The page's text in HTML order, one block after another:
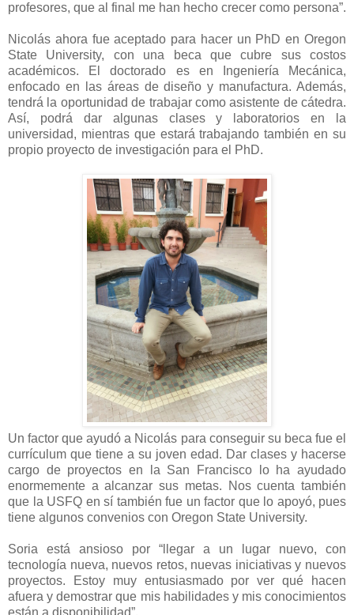
profesores, que al final me han hecho crecer como persona”.
Nicolás ahora fue aceptado para hacer un PhD en Oregon
State University, con una beca que cubre sus costos
académicos. El doctorado es en Ingeniería Mecánica,
enfocado en las áreas de diseño y manufactura. Además,
tendrá la oportunidad de trabajar como asistente de cátedra.
Así, podrá dar algunas clases y laboratorios en la
universidad, mientras que estará trabajando también en su
propio proyecto de investigación para el PhD.
Un factor que ayudó a Nicolás para conseguir su beca fue el
currículum que tiene a su joven edad. Dar clases y hacerse
cargo de proyectos en la San Francisco lo ha ayudado
enormemente a alcanzar sus metas. Nos cuenta también
que la USFQ en sí también fue un factor que lo apoyó, pues
tiene algunos convenios con Oregon State University.
Soria está ansioso por “llegar a un lugar nuevo, con
tecnología nueva, nuevos retos, nuevas iniciativas y nuevos
proyectos. Estoy muy entusiasmado por ver qué hacen
afuera y demostrar que mis habilidades y mis conocimientos